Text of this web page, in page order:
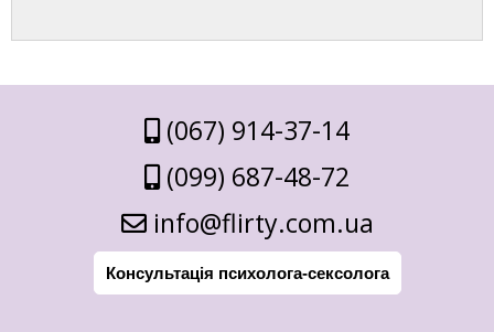
(067) 914-37-14
(099) 687-48-72
info@flirty.com.ua
Консультація психолога-сексолога